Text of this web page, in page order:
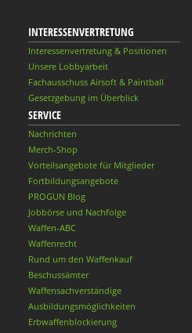
INTERESSENVERTRETUNG
Interessenvertretung & Positionen
Unsere Lobbyarbeit
Fachausschuss Airsoft & Paintball
Gesetzgebung im Überblick
SERVICE
Nachrichten
Merch-Shop
Vorteilsangebote für Mitglieder
Fortbildungsangebote
PROGUN Blog
Jobbörse und Nachfolge
Waffen-ABC
Waffenrecht
Rund um den Waffenkauf
Beschussämter
Waffensachverständige
Ausbildungsmöglichkeiten
Erbwaffenblockierung